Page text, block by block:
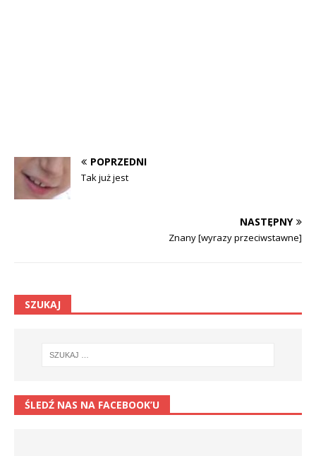
POPRZEDNI
Tak już jest
NASTĘPNY
Znany [wyrazy przeciwstawne]
SZUKAJ
ŚLEDŹ NAS NA FACEBOOK’U